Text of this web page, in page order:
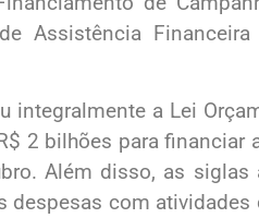
Assistência
integralmente a Lei
2 bilhões para financiar
Além disso, as siglas
com atividades